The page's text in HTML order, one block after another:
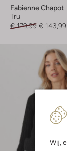
Wij,
Fabienne Chapot
Trui
€ 179,99 € 143,99